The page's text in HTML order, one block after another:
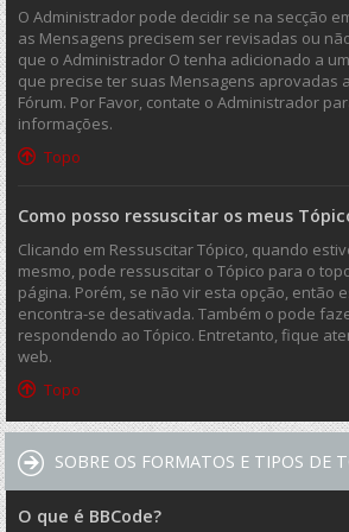
O Administrador pode decidir se na secção
as Mensagens precisem ser revisadas ou
que o Administrador O tenha adicionado a
que precise ter suas Mensagens aprovadas
Fórum. Por Favor, contate o Administrador
informações.
Topo
Como posso ressuscitar os meus
Clicando em Ressuscitar Tópico, quando
mesmo, pode ressuscitar o Tópico para o
página. Porém, se não vir esta opção, então
encontra-se desativada. Também o pode
respondendo ao Tópico. Entretanto, fique
web.
Topo
SOBRE OS FORMATOS E TIPOS DE
O que é BBCode?